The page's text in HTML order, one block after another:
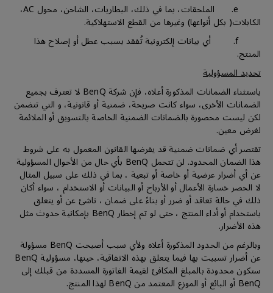
e. الملحقات، بما في ذلك، البطاريات، الشاحن، محول AC،
الكابلات( بكل أنواعها) وغيرها من القطع الاستهلاكية.
f. أي بيانات إلكترونية تُفقد بسبب عطل أو إصلاح هذا
المنتج.
تحديد المسؤولية
باستثناء الضمانات المذكورة أعلاه، فإن شركة BenQ لا تعترف بجميع
الضمانات الأخرى، سواء كانت صريحة، ضمنية أو قانونية، و التي تتضمن
لكن ليست محصورة بالضمانات الضمنية الخاصة بالتسويق أو الملائمة
لغرض معين.
تقتصر أي ضمانات ضمنية قد يفرضها القانون المعمول به على شروط
هذا الضمان المحدود. لن تتحمل BenQ بأي حال من الأحوال المسؤولية
عن أي أضرار عرضية أو خاصة أو تبعية ، بما في ذلك على سبيل المثال
لا الحصر خسارة الأعمال أو الأرباح أو البيانات أو الاستخدام ، سواء أكان
ذلك في حالة تعاقد أو ضرر أو بناءً على ضمان ، ناشئ عن أو يتعلق
باستخدام أو أداء المنتج ، حتى لو تم إخطار BenQ بإمكانية حدوث مثل
هذه الأضرار.
وبالرغم من الحدود المذكورة أعلاه ولأي سبب أصبحت BenQ مسؤولة
عن أضرار تسببت بها فيما يتعلق بهذه الاتفاقية، حينها، مسؤولية BenQ
ستكون محدودة بالمبلغ المكافئ لقيمة الفاتورة المسددة من قبلك إلى
BenQ أو البائع أو الموزع المعتمد من BenQ لهذا المنتج.